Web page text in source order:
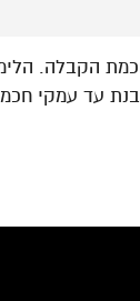
הקבלה.